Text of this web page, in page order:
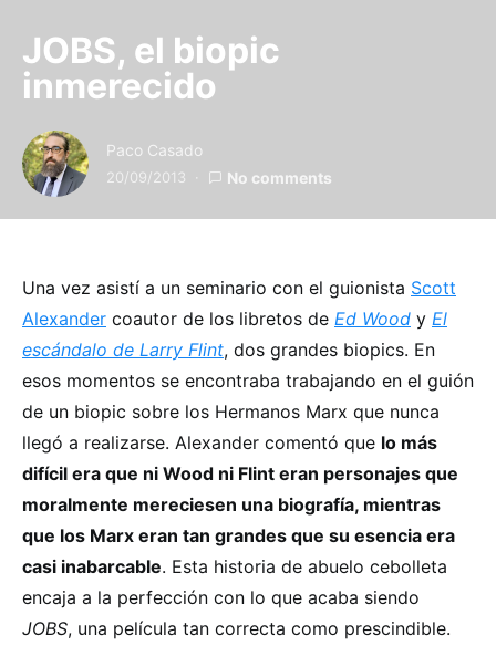
JOBS, el biopic
inmerecido
Paco Casado
20/09/2013 No comments
Una vez asistí a un seminario con el guionista Scott
Alexander coautor de los libretos de Ed Wood y El
escándalo de Larry Flint, dos grandes biopics. En
esos momentos se encontraba trabajando en el guión
de un biopic sobre los Hermanos Marx que nunca
llegó a realizarse. Alexander comentó que lo más
difícil era que ni Wood ni Flint eran personajes que
moralmente mereciesen una biografía, mientras
que los Marx eran tan grandes que su esencia era
casi inabarcable. Esta historia de abuelo cebolleta
encaja a la perfección con lo que acaba siendo
JOBS, una película tan correcta como prescindible.